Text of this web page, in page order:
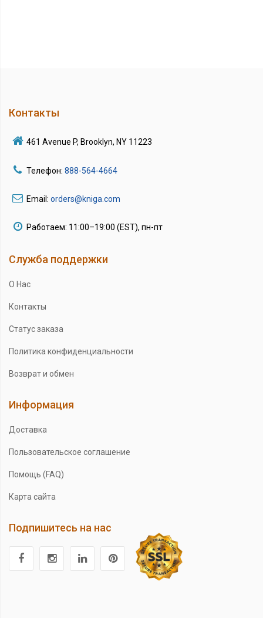
Контакты
461 Avenue P, Brooklyn, NY 11223
Телефон: 888-564-4664
Email: orders@kniga.com
Работаем: 11:00–19:00 (EST), пн-пт
Служба поддержки
О Нас
Контакты
Статус заказа
Политика конфиденциальности
Возврат и обмен
Информация
Доставка
Пользовательское соглашение
Помощь (FAQ)
Карта сайта
Подпишитесь на нас